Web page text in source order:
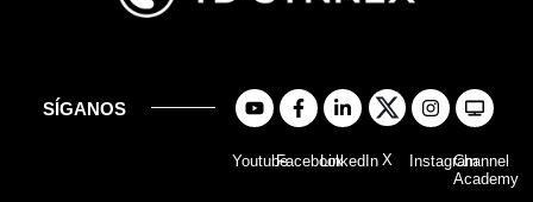
SÍGANOS
YoutubeFacebookLinkedIn X InstagramChannel
Academy